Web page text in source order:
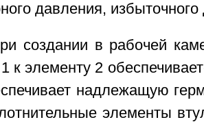
давления, избыточного
создании в рабочей
к элементу 2
надлежащую
элементы